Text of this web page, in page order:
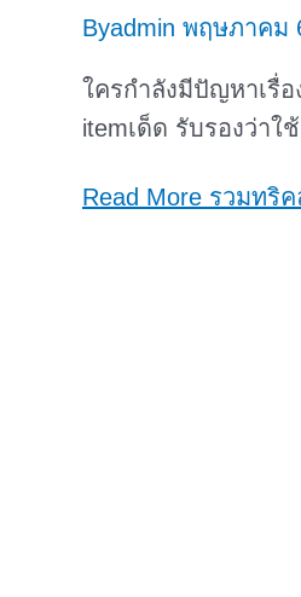
Byadmin พฤษภาคม
ใครกำลังมีปัญหาเรื่
itemเด็ด รับรองว่า
Read More รวมทริ